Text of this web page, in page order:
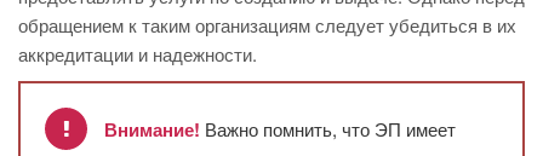
обращением к таким организациям следует убедиться в их
аккредитации и надежности.
Внимание! Важно помнить, что ЭП имеет